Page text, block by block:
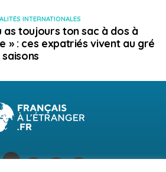
contrôle de la température.
pouvez contacter Tourism
sans restriction aux
INTERNATIONALES
as toujours ton sac à dos à
» : ces expatriés vivent au gré
saisons